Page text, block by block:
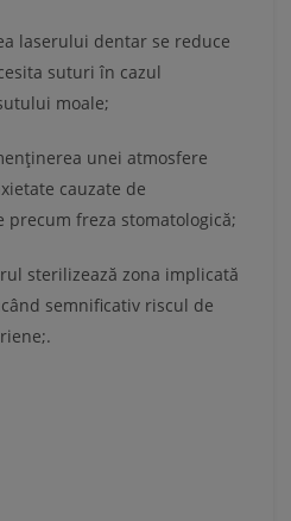
laserului dentar se reduce
suturi în cazul
moale;
unei atmosfere
cauzate de
freza stomatologică;
sterilizează zona implicată
semnificativ riscul de